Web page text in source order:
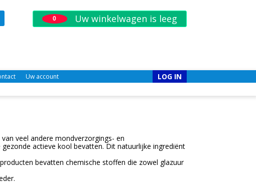
0 Uw winkelwagen is leeg
Uw account LOG IN
veel andere mondverzorgings- en
actieve kool bevatten. Dit natuurlijke ingrediënt
bevatten chemische stoffen die zowel glazuur